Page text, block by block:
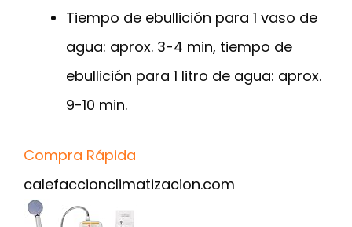
Tiempo de ebullición para 1 vaso de
agua: aprox. 3-4 min, tiempo de
ebullición para 1 litro de agua: aprox.
9-10 min.
Compra Rápida
calefaccionclimatizacion.com